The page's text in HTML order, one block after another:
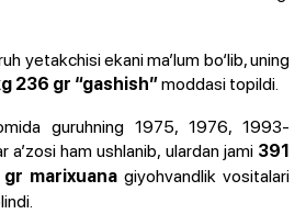
yetakchisi ekani ma’lum bo‘lib, uning
236 gr “gashish”moddasi topildi.
guruhning 1975, 1976, 1993-
a’zosi ham ushlanib, ulardan jami 391
marixuanagiyohvandlik vositalari